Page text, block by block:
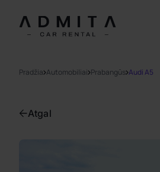
Pradžia Automobiliai Prabangūs Audi A5
Atgal